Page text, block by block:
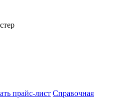
прайс-лист Справочная